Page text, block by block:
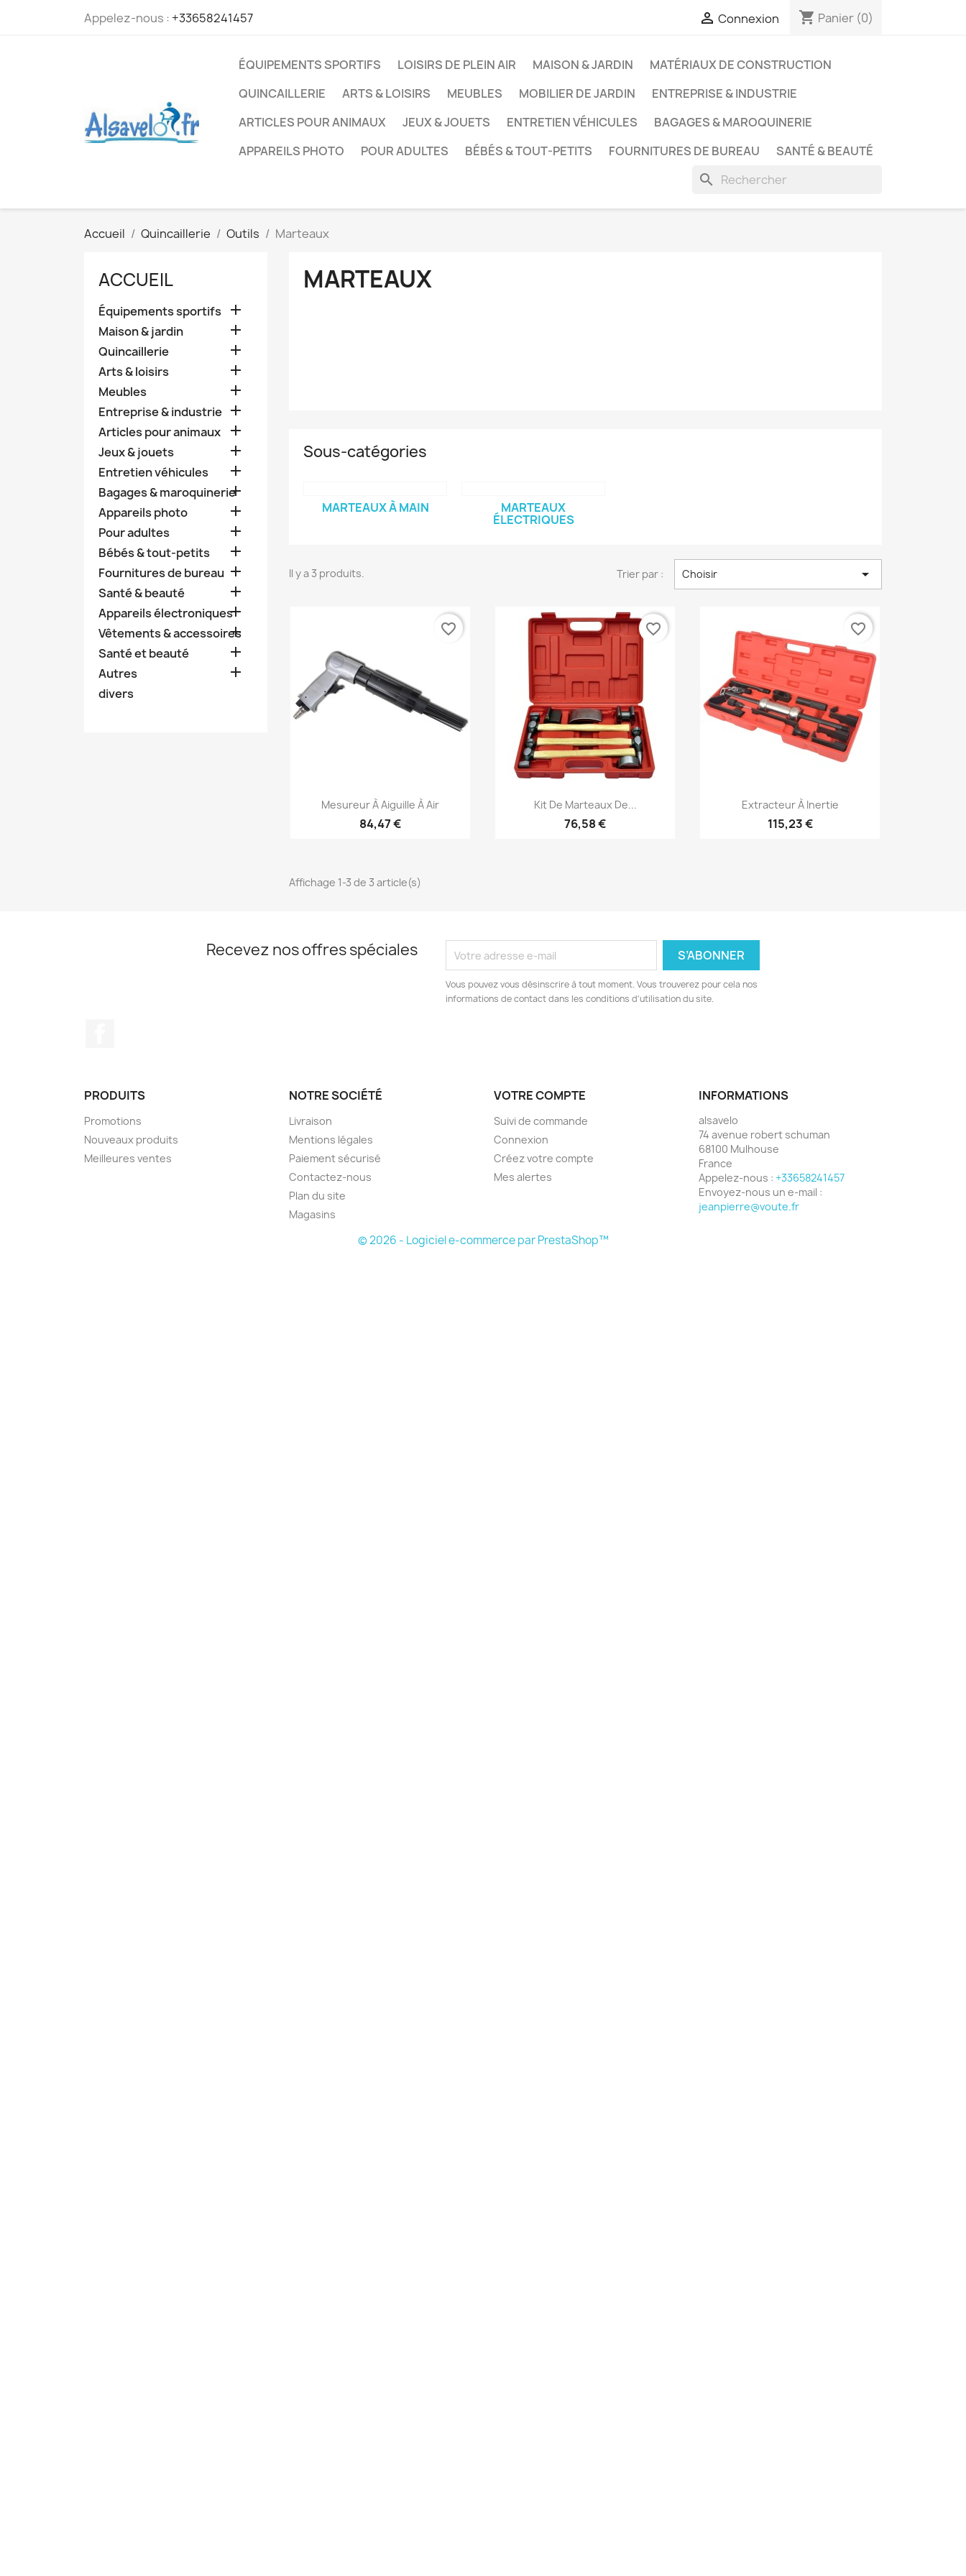
Appelez-nous : +33658241457  Connexion shopping_cart Panier (0)
ÉQUIPEMENTS SPORTIFS LOISIRS DE PLEIN AIR MAISON & JARDIN
MATÉRIAUX DE CONSTRUCTION
QUINCAILLERIE
ARTS & LOISIRS MEUBLES MOBILIER DE JARDIN
ENTREPRISE & INDUSTRIE
ARTICLES POUR ANIMAUX
JEUX & JOUETS ENTRETIEN VÉHICULES
BAGAGES & MAROQUINERIE
APPAREILS PHOTO
POUR ADULTES BÉBÉS & TOUT-PETITS FOURNITURES DE BUREAU SANTÉ & BEAUTÉ
search
Accueil Quincaillerie Outils Marteaux
ACCUEIL
Équipements sportifs 
Maison & jardin 
Quincaillerie 
Arts & loisirs 
Meubles 
Entreprise & industrie 
Articles pour animaux 
Jeux & jouets 
Entretien véhicules 
Bagages & maroquinerie

Appareils photo 
Pour adultes 
Bébés & tout-petits 
Fournitures de bureau 
Santé & beauté 
Appareils électroniques
Vêtements & accessoires

Santé et beauté 
Autres 
divers
MARTEAUX
Sous-catégories
MARTEAUX À MAIN MARTEAUX
ÉLECTRIQUES
Il y a 3 produits. Trier par : Choisir 
Aperçu rapide
Mesureur À Aiguille À Air
84,47 €
favorite_border
Aperçu rapide
Kit De Marteaux De...
76,58 €
favorite_border
Aperçu rapide
Extracteur À Inertie
115,23 €
favorite_border
Affichage 1-3 de 3 article(s)
Recevez nos offres spéciales
Vous pouvez vous désinscrire à tout moment. Vous trouverez pour cela nos
informations de contact dans les conditions d'utilisation du site.
PRODUITS
Promotions
Nouveaux produits
Meilleures ventes
NOTRE SOCIÉTÉ
Livraison
Mentions légales
Paiement sécurisé
Contactez-nous
Plan du site
Magasins
VOTRE COMPTE
Suivi de commande
Connexion
Créez votre compte
Mes alertes
INFORMATIONS
alsavelo
74 avenue robert schuman
68100 Mulhouse
France
Appelez-nous : +33658241457
Envoyez-nous un e-mail :
jeanpierre@voute.fr
© 2026 - Logiciel e-commerce par PrestaShop™